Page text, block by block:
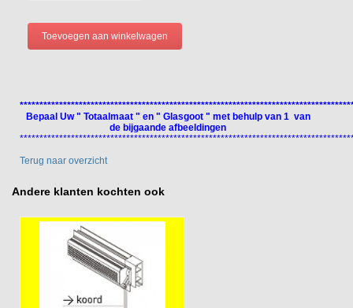
Bepaal Uw " Totaalmaat " en " Glasgoot " met behulp van 1 van
de bijgaande afbeeldingen
Terug naar overzicht
Andere klanten kochten ook